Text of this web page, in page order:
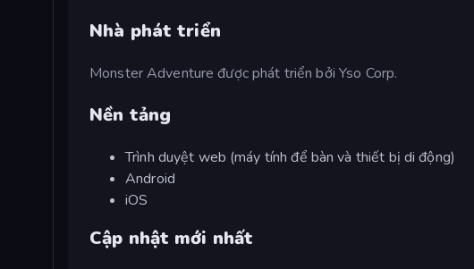
Nhà phát triển
Monster Adventure được phát triển bởi Yso Corp.
Nền tảng
Trình duyệt web (máy tính để bàn và thiết bị di động)
Android
iOS
Cập nhật mới nhất